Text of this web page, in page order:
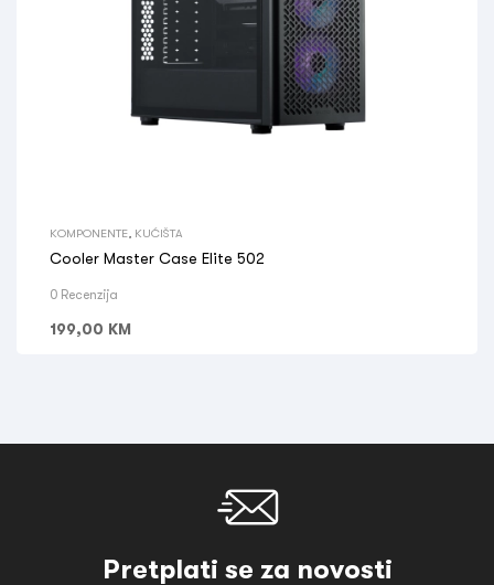
KOMPONENTE KUĆIŠTA
Cooler Master Case Elite 502
0 Recenzija
199,00 KM
Pretplati se za novosti